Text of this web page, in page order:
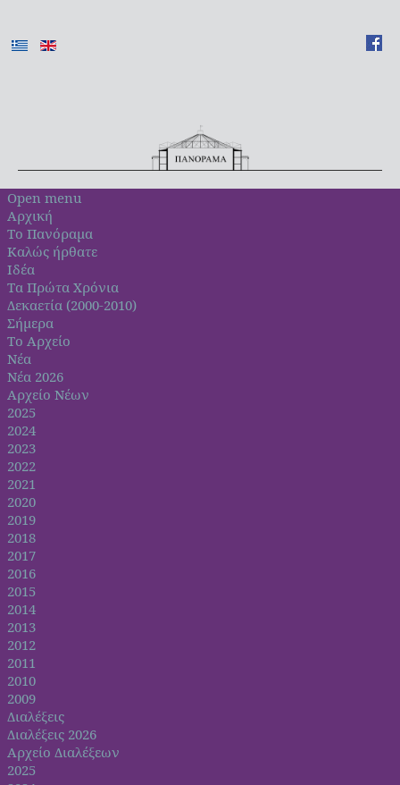
Open menu
Αρχική
Το Πανόραμα
Καλώς ήρθατε
Ιδέα
Τα Πρώτα Χρόνια
Δεκαετία (2000-2010)
Σήμερα
Το Αρχείο
Νέα
Νέα 2026
Αρχείο Νέων
2025
2024
2023
2022
2021
2020
2019
2018
2017
2016
2015
2014
2013
2012
2011
2010
2009
Διαλέξεις
Διαλέξεις 2026
Αρχείο Διαλέξεων
2025